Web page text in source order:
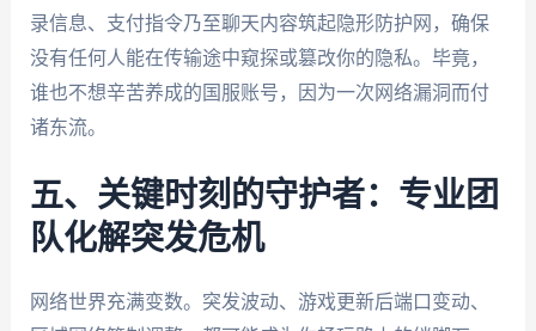
录信息、支付指令乃至聊天内容筑起隐形防护网，确保
没有任何人能在传输途中窥探或篡改你的隐私。毕竟，
谁也不想辛苦养成的国服账号，因为一次网络漏洞而付
诸东流。
五、关键时刻的守护者：专业团
队化解突发危机
网络世界充满变数。突发波动、游戏更新后端口变动、